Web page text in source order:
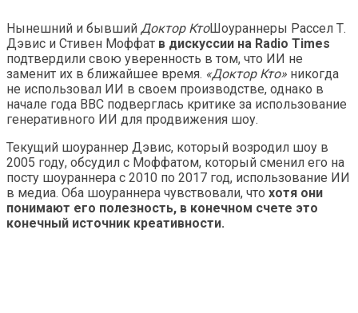
Нынешний и бывший Доктор КтоШоураннеры Рассел Т.
Дэвис и Стивен Моффат в дискуссии на Radio Times
подтвердили свою уверенность в том, что ИИ не
заменит их в ближайшее время. «Доктор Кто» никогда
не использовал ИИ в своем производстве, однако в
начале года BBC подверглась критике за использование
генеративного ИИ для продвижения шоу.
Текущий шоураннер Дэвис, который возродил шоу в
2005 году, обсудил с Моффатом, который сменил его на
посту шоураннера с 2010 по 2017 год, использование ИИ
в медиа. Оба шоураннера чувствовали, что хотя они
понимают его полезность, в конечном счете это
конечный источник креативности.